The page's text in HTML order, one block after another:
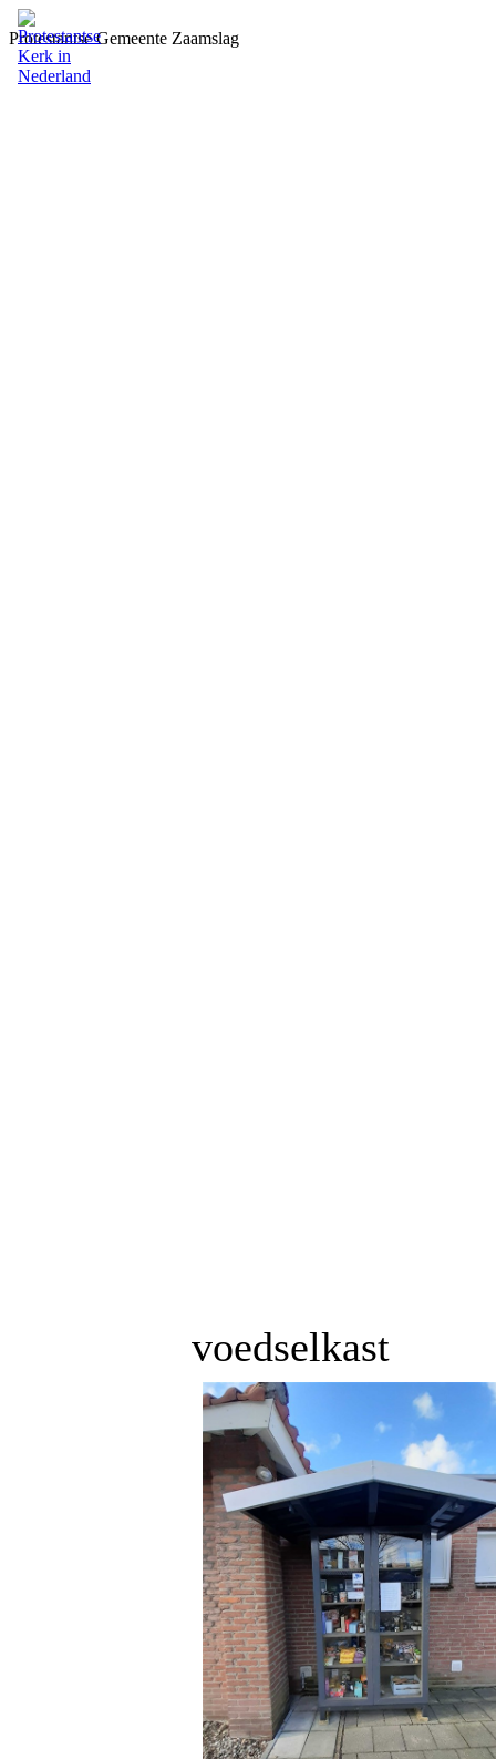
Protestantse Gemeente Zaamslag
voedselkast